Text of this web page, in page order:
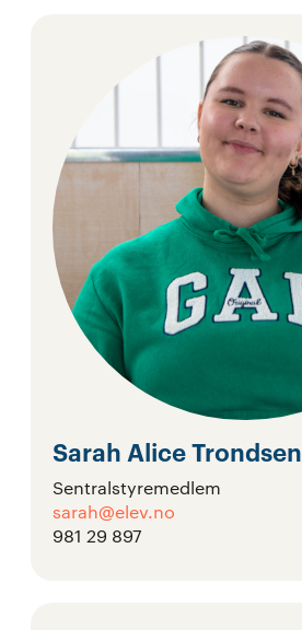
Sarah Alice Trondsen
Sentralstyremedlem
sarah@elev.no
981 29 897